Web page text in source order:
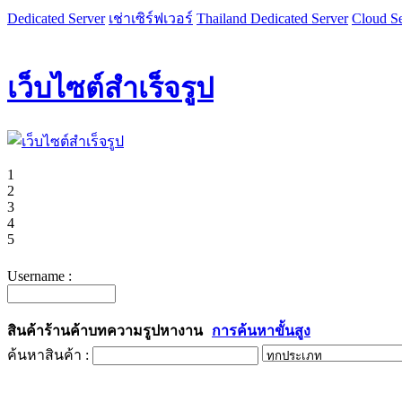
Dedicated Server เช่าเซิร์ฟเวอร์ Thailand Dedicated Server Cloud
เว็บไซต์สำเร็จรูป
1
2
3
4
5
Username :
สินค้าร้านค้าบทความรูปหางาน
การค้นหาขั้นสูง
ค้นหาสินค้า :